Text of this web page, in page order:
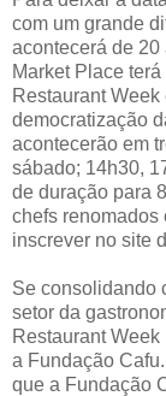
com um grande
acontecerá de 20
Market Place
Restaurant
democratização
acontecerão em
sábado; 14h30,
de duração para
chefs renomados
inscrever no site
Se consolidando
setor da
Restaurant
a Fundação
que a Fundação